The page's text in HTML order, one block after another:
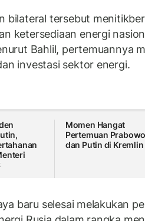
bilateral tersebut
ketersediaan energi
Bahlil, pertemuannya
investasi sektor energi.
Momen Hangat
Pertemuan Prabowo
dan Putin di Kremlin
baru selesai melakukan